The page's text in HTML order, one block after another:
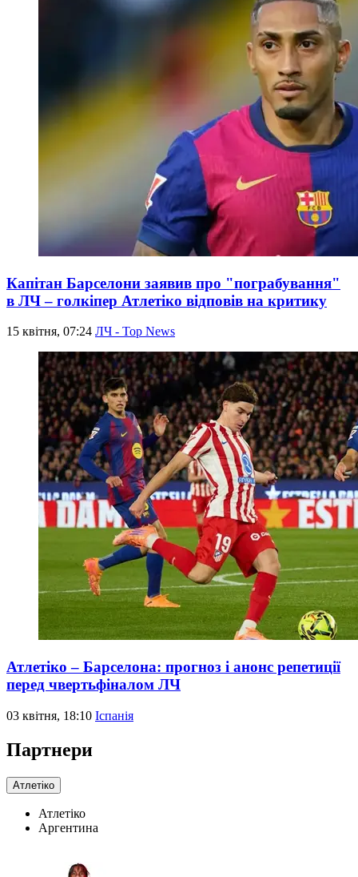
Капітан Барселони заявив про "пограбування"
в ЛЧ – голкіпер Атлетіко відповів на критику
15 квітня, 07:24 ЛЧ - Top News
Атлетіко – Барселона: прогноз і анонс репетиції
перед чвертьфіналом ЛЧ
03 квітня, 18:10 Іспанія
Партнери
Атлетіко
Атлетіко
Аргентина